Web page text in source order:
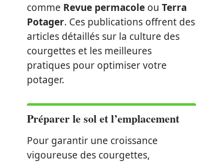
comme Revue permacole ou Terra
Potager. Ces publications offrent des
articles détaillés sur la culture des
courgettes et les meilleures
pratiques pour optimiser votre
potager.
Préparer le sol et l’emplacement
Pour garantir une croissance
vigoureuse des courgettes,